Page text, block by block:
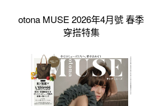
otona MUSE 2026年4月號 春季
穿搭特集